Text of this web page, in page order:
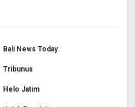
Bali News Today
Tribunus
Helo Jatim